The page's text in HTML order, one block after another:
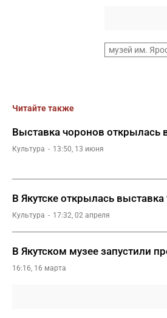
музей им.
Читайте также
Выставка чоронов открылась
Культура 13:50, 13 июня
В Якутске открылась
Культура 17:32, 02 апреля
В Якутском музее запустили
16:16, 16 марта